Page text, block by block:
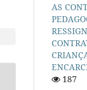
AS
187